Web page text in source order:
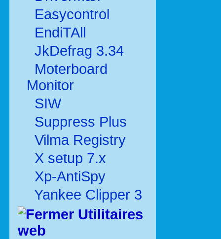
Easycontrol
EndiTAll
JkDefrag 3.34
Moterboard
Monitor
SIW
Suppress Plus
Vilma Registry
X setup 7.x
Xp-AntiSpy
Yankee Clipper 3
Utilitaires
web